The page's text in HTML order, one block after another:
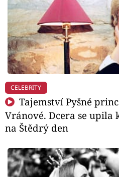
CELEBRITY
Tajemství Pyšné
Vránové. Dcera se upila
na Štědrý den